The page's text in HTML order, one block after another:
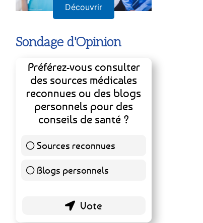
Découvrir
Sondage d'Opinion
Préférez-vous consulter
des sources médicales
reconnues ou des blogs
personnels pour des
conseils de santé ?
Sources reconnues
139 ( 73.16 % )
Blogs personnels51 ( 26.84 % )